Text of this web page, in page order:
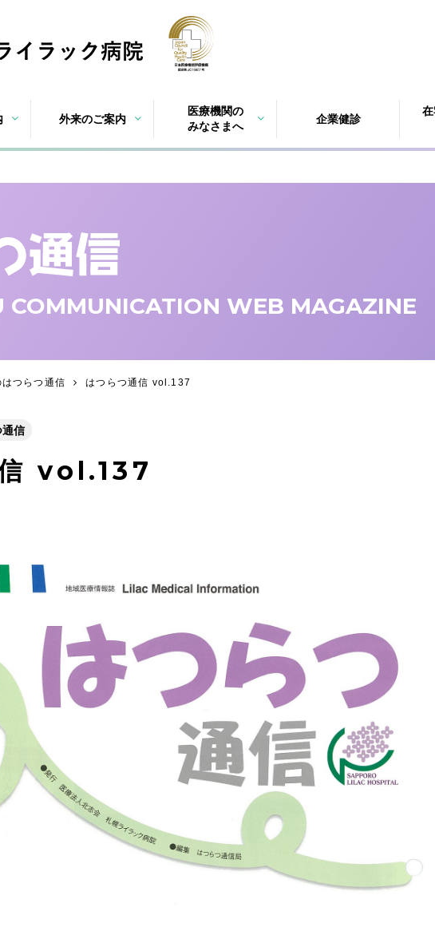
外来のご案内
医療機関の
みなさまへ
企業健診
COMMUNICATION WEB MAGAZINE
つらつ通信 はつらつ通信 vol.137
信
vol.137